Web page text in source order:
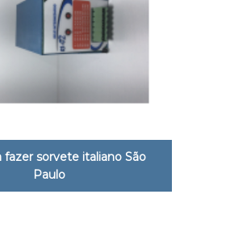
fazer sorvete italiano São
Paulo